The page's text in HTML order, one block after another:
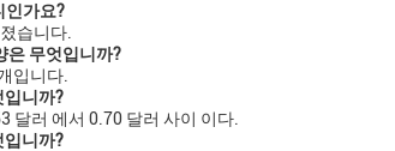
인가요?
습니다.
은 무엇입니까?
입니다.
입니까?
달러 에서 0.70 달러 사이 이다.
입니까?